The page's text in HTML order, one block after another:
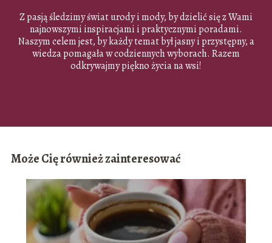
Z pasją śledzimy świat urody i mody, by dzielić się z Wami
najnowszymi inspiracjami i praktycznymi poradami.
Naszym celem jest, by każdy temat był jasny i przystępny, a
wiedza pomagała w codziennych wyborach. Razem
odkrywajmy piękno życia na wsi!
Może Cię również zainteresować